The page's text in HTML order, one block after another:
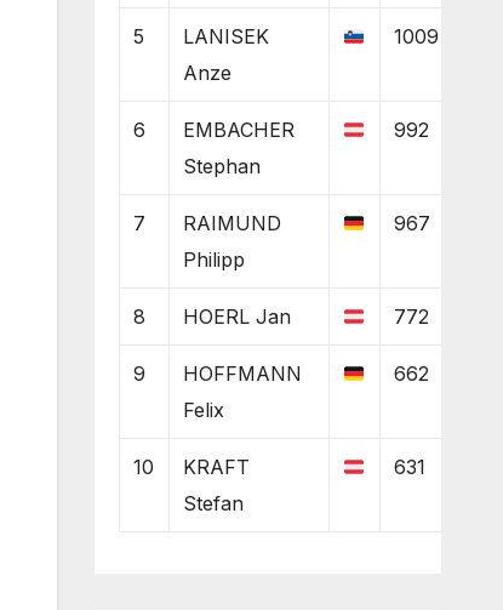
5
LANISEK
Anze
1009
6
EMBACHER
Stephan
992
7
RAIMUND
Philipp
967
8 HOERL Jan 772
9
HOFFMANN
Felix
662
10
KRAFT
Stefan
631